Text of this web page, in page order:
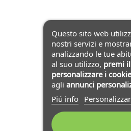
Questo sito web
nostri servizi e
analizzando le tue
al suo utilizzo, premi
personalizzare i cookie
agli annunci
Piú info